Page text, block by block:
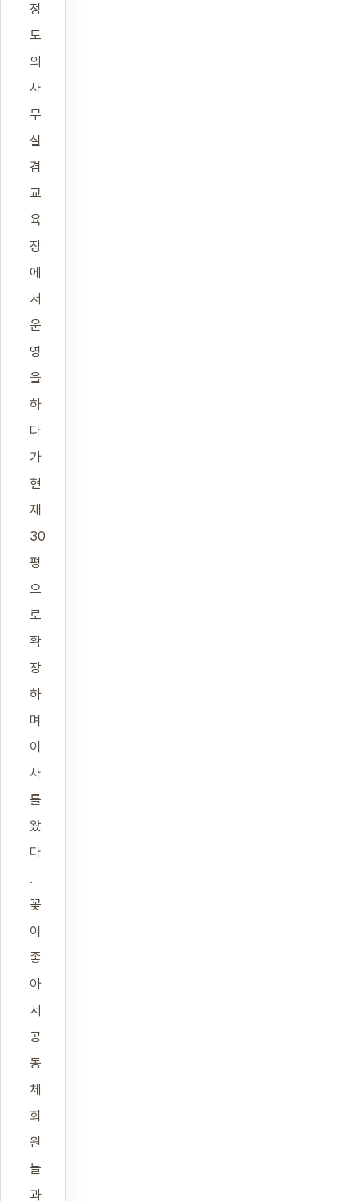
정
도
의
사
무
실
겸
교
육
장
에
서
운
영
을
하
다
가
현
재
30
평
으
로
확
장
하
며
이
사
를
왔
다
.
꽃
이
좋
아
서
공
동
체
회
원
들
과